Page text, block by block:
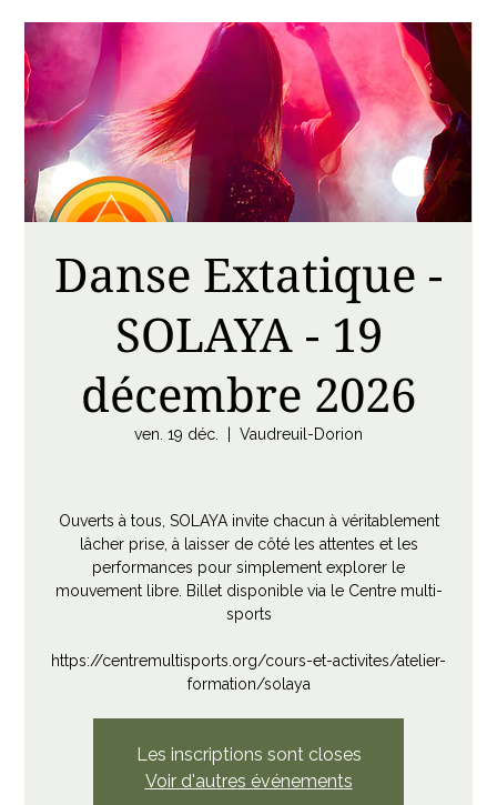
Danse Extatique -
SOLAYA - 19
décembre 2026
ven. 19 déc. Vaudreuil-Dorion
Ouverts à tous, SOLAYA invite chacun à véritablement
lâcher prise, à laisser de côté les attentes et les
performances pour simplement explorer le
mouvement libre. Billet disponible via le Centre multi-
sports
https://centremultisports.org/cours-et-activites/atelier-
formation/solaya
Les inscriptions sont closes
Voir d'autres événements